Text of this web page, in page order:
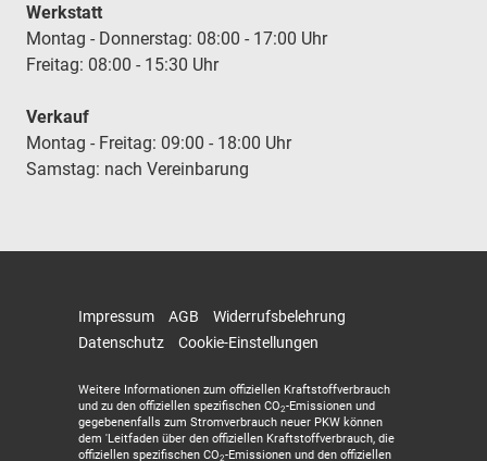
Werkstatt
Montag - Donnerstag: 08:00 - 17:00 Uhr
Freitag: 08:00 - 15:30 Uhr
Verkauf
Montag - Freitag: 09:00 - 18:00 Uhr
Samstag: nach Vereinbarung
Impressum AGB
Widerrufsbelehrung
Datenschutz
Cookie-Einstellungen
Weitere Informationen zum offiziellen Kraftstoffverbrauch
und zu den offiziellen spezifischen CO2-Emissionen und
gegebenenfalls zum Stromverbrauch neuer PKW können
dem 'Leitfaden über den offiziellen Kraftstoffverbrauch, die
offiziellen spezifischen CO2-Emissionen und den offiziellen